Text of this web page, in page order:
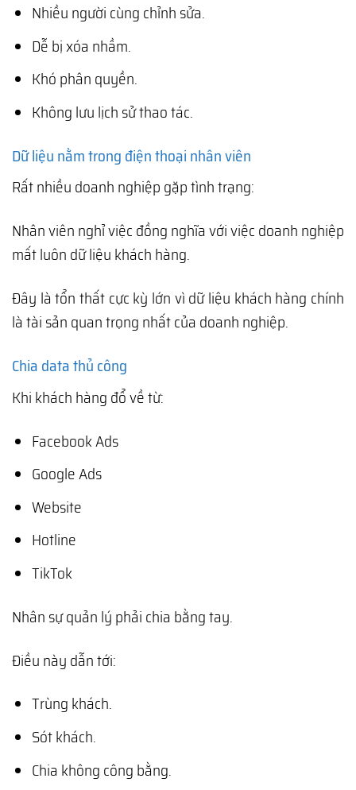
Nhiều người cùng chỉnh sửa.
Dễ bị xóa nhầm.
Khó phân quyền.
Không lưu lịch sử thao tác.
Dữ liệu nằm trong điện thoại nhân viên
Rất nhiều doanh nghiệp gặp tình trạng:
Nhân viên nghỉ việc đồng nghĩa với việc doanh nghiệp
mất luôn dữ liệu khách hàng.
Đây là tổn thất cực kỳ lớn vì dữ liệu khách hàng chính
là tài sản quan trọng nhất của doanh nghiệp.
Chia data thủ công
Khi khách hàng đổ về từ:
Facebook Ads
Google Ads
Website
Hotline
TikTok
Nhân sự quản lý phải chia bằng tay.
Điều này dẫn tới:
Trùng khách.
Sót khách.
Chia không công bằng.